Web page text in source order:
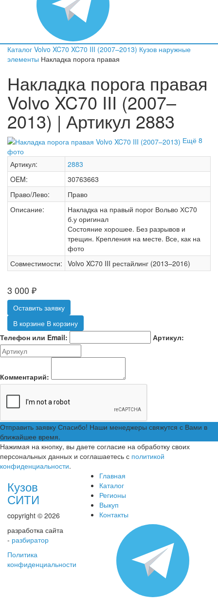
Каталог Volvo XC70 XC70 III (2007–2013) Кузов наружные
элементы Накладка порога правая
Накладка порога правая
Volvo XC70 III (2007–
2013) | Артикул 2883
Ещё 8
фото
Артикул:
2883
OEM:
30763663
Право/Лево:
Право
Описание:
Накладка на правый порог Вольво ХС70
б.у оригинал
Состояние хорошее. Без разрывов и
трещин. Крепления на месте. Все, как на
фото
Совместимости: Volvo XC70 III рестайлинг (2013–2016)
3 000 ₽
Оставить заявку
В корзине В корзину
Телефон или Email:
Артикул:
Комментарий:
Отправить заявку Спасибо! Наши менеджеры свяжутся с Вами в
ближайшее время.
Нажимая на кнопку, вы даете согласие на обработку своих
персональных данных и соглашаетесь с политикой
конфиденциальности.
Кузов
СИТИ
copyright © 2026
разработка сайта
- разбиратор
Политика
конфиденциальности
Главная
Каталог
Регионы
Выкуп
Контакты